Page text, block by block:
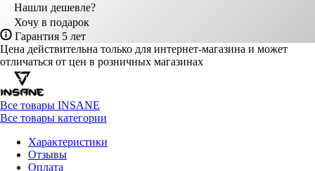
Нашли дешевле?
Хочу в подарок
Гарантия 5 лет
Цена действительна только для интернет-магазина и может
отличаться от цен в розничных магазинах
Все товары INSANE
Все товары категории
Характеристики
Отзывы
Оплата